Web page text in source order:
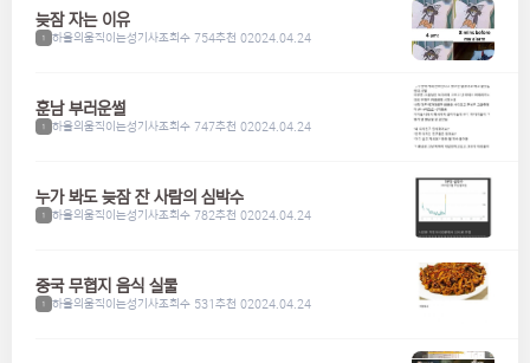
늦잠 자는 이유
1 하울의움직이는성기사조회수 754추천 02024.04.24
훈남 부러운썰
1 하울의움직이는성기사조회수 747추천 02024.04.24
누가 봐도 늦잠 잔 사람의 심박수
1 하울의움직이는성기사조회수 782추천 02024.04.24
중국 무협지 음식 실물
1 하울의움직이는성기사조회수 531추천 02024.04.24